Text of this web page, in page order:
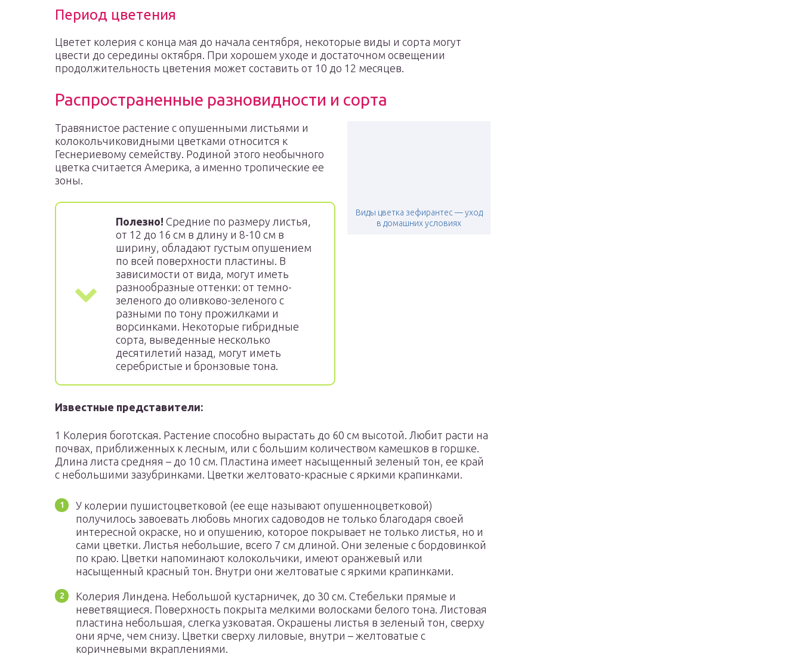
Период цветения
Цветет колерия с конца мая до начала сентября, некоторые виды и сорта могут
цвести до середины октября. При хорошем уходе и достаточном освещении
продолжительность цветения может составить от 10 до 12 месяцев.
Распространенные разновидности и сорта
Виды цветка зефирантес — уход
в домашних условиях
Травянистое растение с опушенными листьями и
колокольчиковидными цветками относится к
Геснериевому семейству. Родиной этого необычного
цветка считается Америка, а именно тропические ее
зоны.
Полезно! Средние по размеру листья,
от 12 до 16 см в длину и 8-10 см в
ширину, обладают густым опушением
по всей поверхности пластины. В
зависимости от вида, могут иметь
разнообразные оттенки: от темно-
зеленого до оливково-зеленого с
разными по тону прожилками и
ворсинками. Некоторые гибридные
сорта, выведенные несколько
десятилетий назад, могут иметь
серебристые и бронзовые тона.
Известные представители:
1 Колерия боготская. Растение способно вырастать до 60 см высотой. Любит расти на
почвах, приближенных к лесным, или с большим количеством камешков в горшке.
Длина листа средняя – до 10 см. Пластина имеет насыщенный зеленый тон, ее край
с небольшими зазубринками. Цветки желтовато-красные с яркими крапинками.
У колерии пушистоцветковой (ее еще называют опушенноцветковой)
получилось завоевать любовь многих садоводов не только благодаря своей
интересной окраске, но и опушению, которое покрывает не только листья, но и
сами цветки. Листья небольшие, всего 7 см длиной. Они зеленые с бордовинкой
по краю. Цветки напоминают колокольчики, имеют оранжевый или
насыщенный красный тон. Внутри они желтоватые с яркими крапинками.
Колерия Линдена. Небольшой кустарничек, до 30 см. Стебельки прямые и
неветвящиеся. Поверхность покрыта мелкими волосками белого тона. Листовая
пластина небольшая, слегка узковатая. Окрашены листья в зеленый тон, сверху
они ярче, чем снизу. Цветки сверху лиловые, внутри – желтоватые с
коричневыми вкраплениями.